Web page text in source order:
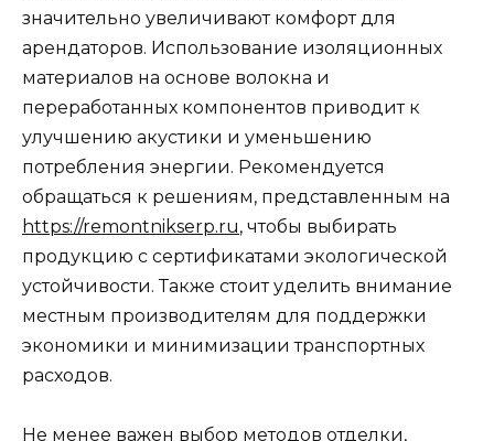
значительно увеличивают комфорт для
арендаторов. Использование изоляционных
материалов на основе волокна и
переработанных компонентов приводит к
улучшению акустики и уменьшению
потребления энергии. Рекомендуется
обращаться к решениям, представленным на
https://remontnikserp.ru, чтобы выбирать
продукцию с сертификатами экологической
устойчивости. Также стоит уделить внимание
местным производителям для поддержки
экономики и минимизации транспортных
расходов.
Не менее важен выбор методов отделки,